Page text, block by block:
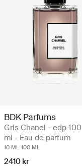
BDK Parfums
Gris Chanel - edp 100
ml - Eau de parfum
10 ML 100 ML
2410 kr